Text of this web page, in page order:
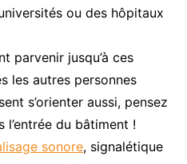
ou des hôpitaux
parvenir jusqu’à ces
les autres personnes
s’orienter aussi, pensez
l’entrée du bâtiment !
sonore, signalétique